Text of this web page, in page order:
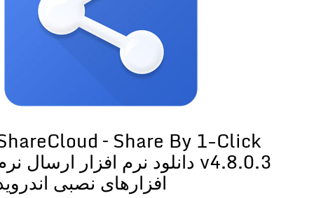
ShareCloud – Share By 1-Click
v4.8.0.3 دانلود نرم افزار ارسال نرم
افزارهای نصبی اندروید